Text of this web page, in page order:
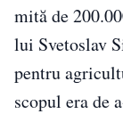
mită de
lui Svetoslav
pentru
scopul era de